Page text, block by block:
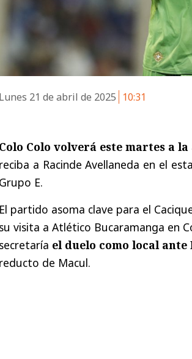
Lunes 21 de abril de 2025 10:31
Colo Colo volverá este martes a
reciba a Racinde Avellaneda en el
Grupo E.
El partido asoma clave para el
su visita a Atlético Bucaramanga en
secretaría el duelo como local ante
reducto de Macul.